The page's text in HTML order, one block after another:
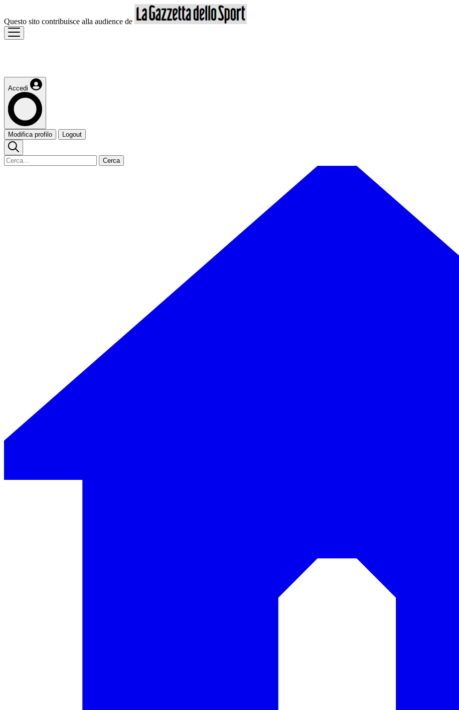
Questo sito contribuisce alla audience de
Accedi
Modifica profilo Logout
Cerca